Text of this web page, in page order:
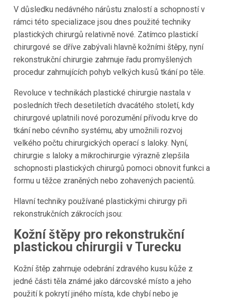
V důsledku nedávného nárůstu znalostí a schopností v
rámci této specializace jsou dnes použité techniky
plastických chirurgů relativně nové. Zatímco plastickí
chirurgové se dříve zabývali hlavně kožními štěpy, nyní
rekonstrukční chirurgie zahrnuje řadu promyšlených
procedur zahrnujících pohyb velkých kusů tkání po těle.
Revoluce v technikách plastické chirurgie nastala v
posledních třech desetiletích dvacátého století, kdy
chirurgové uplatnili nové porozumění přívodu krve do
tkání nebo cévního systému, aby umožnili rozvoj
velkého počtu chirurgických operací s laloky. Nyní,
chirurgie s laloky a mikrochirurgie výrazně zlepšila
schopnosti plastických chirurgů pomoci obnovit funkci a
formu u těžce zraněných nebo zohavených pacientů.
Hlavní techniky používané plastickými chirurgy při
rekonstrukčních zákrocích jsou:
Kožní štěpy pro rekonstrukční
plastickou chirurgii v Turecku
Kožní štěp zahrnuje odebrání zdravého kusu kůže z
jedné části těla známé jako dárcovské místo a jeho
použití k pokrytí jiného místa, kde chybí nebo je